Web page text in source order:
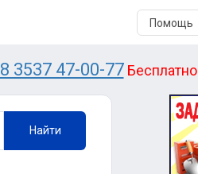
Помощь
8 3537 47-00-77
Найти